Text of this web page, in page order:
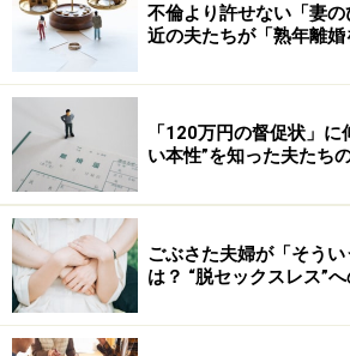
不倫より許せない「妻
近の夫たちが「熟年離婚
「120万円の督促状」
い本性”を知った夫たち
ごぶさた夫婦が「そう
は？ “脱セックスレス”